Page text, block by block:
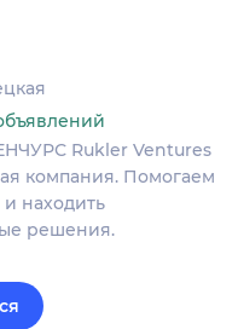
Rukler Ventures
компания. Помогаем
находить
решения.